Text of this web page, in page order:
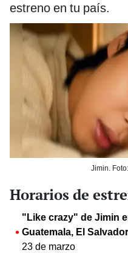
estreno en tu país.
Jimin.
Horarios de
"Like crazy" de Jimin
Guatemala, El
23 de marzo